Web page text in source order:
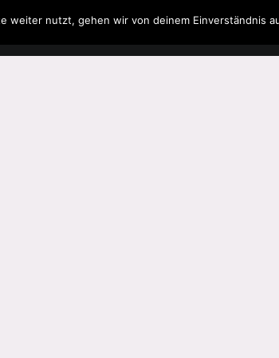
& Serien Musik Spielzeug Literatur
weiter nutzt, gehen wir von deinem Einverständnis